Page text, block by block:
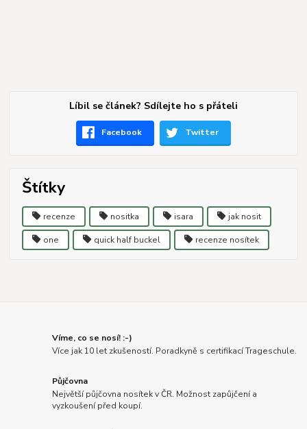
Líbil se článek? Sdílejte ho s přáteli
Facebook Twitter
Štítky
recenze nositka isara jak nosit
one quick half buckel recenze nosítek
Víme, co se nosí! :-)
Více jak 10 let zkušeností. Poradkyně s certifikací Trageschule.
Půjčovna
Největší půjčovna nosítek v ČR. Možnost zapůjčení a
vyzkoušení před koupí.